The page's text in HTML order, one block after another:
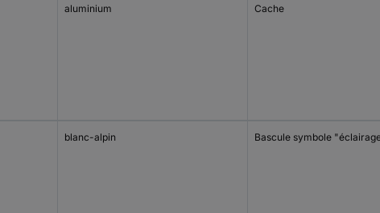
aluminium Cache
blanc-alpin Bascule symbole